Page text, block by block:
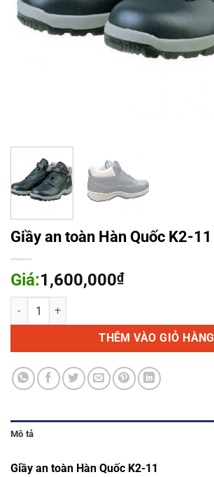
Giầy an toàn Hàn Quốc K2-11
Giá:1,600,000₫
Giầy an toàn Hàn Quốc K2-11 số lượng
THÊM VÀO GIỎ HÀNG
Mô tả
Giầy an toàn Hàn Quốc K2-11